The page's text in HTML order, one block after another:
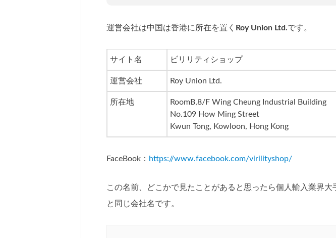
運営会社は中国は香港に所在を置く Roy Union Ltd.です。
サイト名 ビリリティショップ
運営会社 Roy Union Ltd.
所在地
RoomB,8/F Wing Cheung Industrial Building
No.109 How Ming Street
Kwun Tong, Kowloon, Hong Kong
FaceBook： https://www.facebook.com/virilityshop/
この名前、どこかで見たことがあると思ったら個人輸入業界大
と同じ会社名です。